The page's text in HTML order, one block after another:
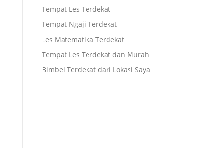
Tempat Les Terdekat
Tempat Ngaji Terdekat
Les Matematika Terdekat
Tempat Les Terdekat dan Murah
Bimbel Terdekat dari Lokasi Saya